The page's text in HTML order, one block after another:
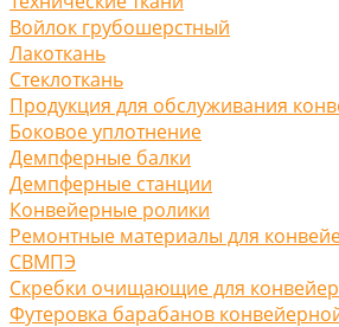
Войлок грубошерстный
Лакоткань
Стеклоткань
Продукция для обслуживания
Боковое уплотнение
Демпферные балки
Демпферные станции
Конвейерные ролики
Ремонтные материалы для
СВМПЭ
Скребки очищающие для
Футеровка барабанов